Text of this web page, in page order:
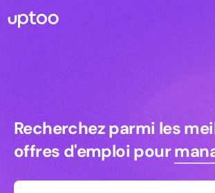
Recherchez parmi les
Recherchez parmi les
offres d'emploi pour